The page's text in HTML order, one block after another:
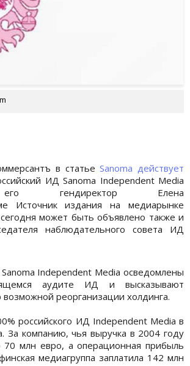
в статьеSanoma действует
ИД Sanoma Independent Media
гендиректор Елена
Источник издания на медиарынке
может быть объявлено также и
наблюдательного совета ИД
Independent Media осведомлены
аудите ИД и высказывают
реорганизации холдинга.
российского ИД Independent Media в
За компанию, чья выручка в 2004 году
70 млн евро, а операционная прибыль
медиагруппа заплатила 142 млн